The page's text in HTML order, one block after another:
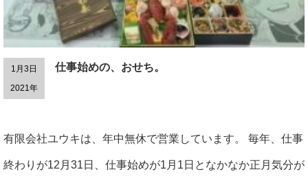
1月3日
2021年
仕事始めの、おせち。
有限会社ユウキは、年中無休で営業しています。 毎年、仕事
終わりが12月31日、仕事始めが1月1日となかなか正月気分が